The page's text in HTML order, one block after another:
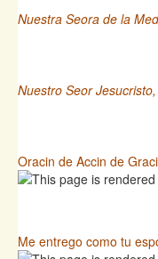
Nuestra Seora de la
Nuestro Seor
Oracin de Accin de
Me entrego como tu